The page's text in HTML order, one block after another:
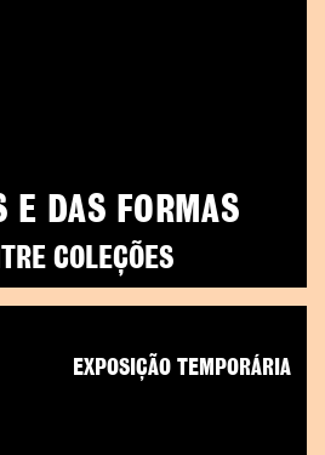
E DAS FORMAS
COLEÇÕES
EXPOSIÇÃO TEMPORÁRIA